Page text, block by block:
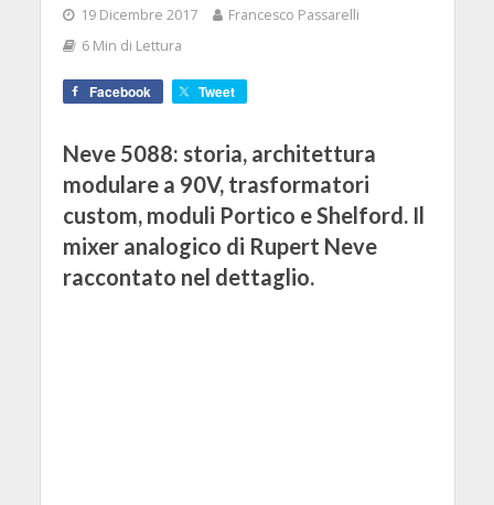
19 Dicembre 2017
Francesco Passarelli
6 Min di Lettura
Facebook Tweet
Neve 5088: storia, architettura
modulare a 90V, trasformatori
custom, moduli Portico e Shelford. Il
mixer analogico di Rupert Neve
raccontato nel dettaglio.